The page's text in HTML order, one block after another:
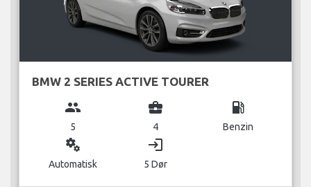
BMW 2 SERIES ACTIVE TOURER
group
5
business_center
4
local_gas_station
Benzin
miscellaneous_services
Automatisk
login
5 Dør